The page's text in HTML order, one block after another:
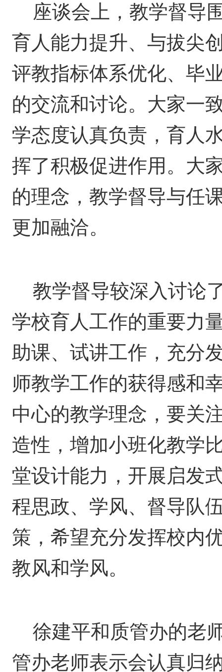
座谈会上，教学督导
育人能力提升、与拔尖
评教指标体系优化、毕
的交流和讨论。大家一
学态度认真负责，育人
挥了积极促进作用。大
的理念，教学督导与任
更加融洽。
教学督导较深入讨论
学校育人工作的重要力
助课、试讲工作，充分
师教学工作的获得感和
中心的教学理念，要关
造性，增加小班化教学
堂设计能力，开展启发
程思政、学风、督导队
策，希望充分发挥校内
教风和学风。
徐建平和质管办的老
管办老师表示会认真归